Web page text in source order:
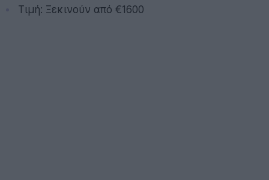
Τιμή: Ξεκινούν από €1600